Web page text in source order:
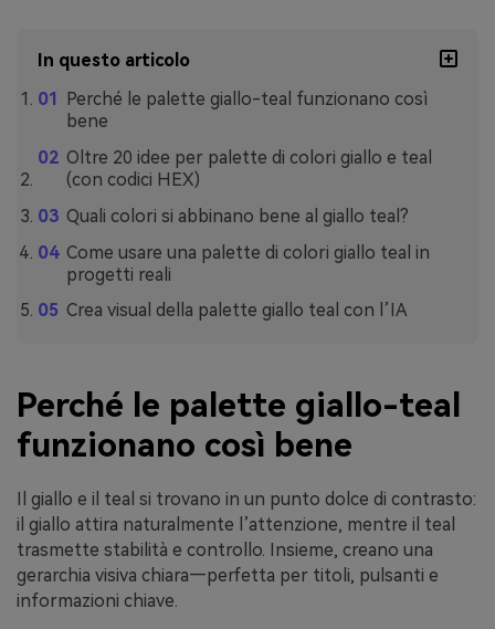
In questo articolo
Perché le palette giallo-teal funzionano così
bene
Oltre 20 idee per palette di colori giallo e teal
(con codici HEX)
Quali colori si abbinano bene al giallo teal?
Come usare una palette di colori giallo teal in
progetti reali
Crea visual della palette giallo teal con l’IA
Perché le palette giallo-teal
funzionano così bene
Il giallo e il teal si trovano in un punto dolce di contrasto:
il giallo attira naturalmente l’attenzione, mentre il teal
trasmette stabilità e controllo. Insieme, creano una
gerarchia visiva chiara—perfetta per titoli, pulsanti e
informazioni chiave.